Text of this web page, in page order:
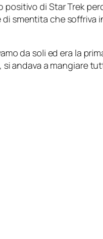
di Star Trek
smentita che soffriva
da soli ed era la
andava a mangiare